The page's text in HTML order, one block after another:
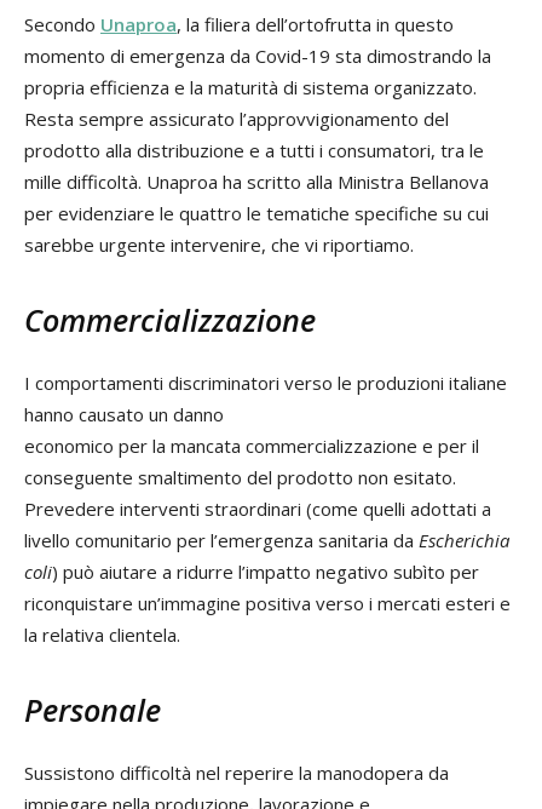
Secondo Unaproa, la filiera dell’ortofrutta in questo
momento di emergenza da Covid-19 sta dimostrando la
propria efficienza e la maturità di sistema organizzato.
Resta sempre assicurato l’approvvigionamento del
prodotto alla distribuzione e a tutti i consumatori, tra le
mille difficoltà. Unaproa ha scritto alla Ministra Bellanova
per evidenziare le quattro le tematiche specifiche su cui
sarebbe urgente intervenire, che vi riportiamo.
Commercializzazione
I comportamenti discriminatori verso le produzioni italiane
hanno causato un danno
economico per la mancata commercializzazione e per il
conseguente smaltimento del prodotto non esitato.
Prevedere interventi straordinari (come quelli adottati a
livello comunitario per l’emergenza sanitaria da Escherichia
coli) può aiutare a ridurre l’impatto negativo subìto per
riconquistare un’immagine positiva verso i mercati esteri e
la relativa clientela.
Personale
Sussistono difficoltà nel reperire la manodopera da
impiegare nella produzione, lavorazione e